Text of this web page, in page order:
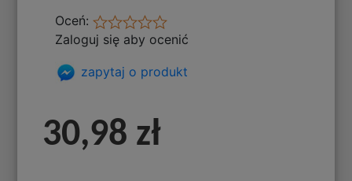
Oceń:
Zaloguj się aby ocenić
zapytaj o produkt
30,98 zł